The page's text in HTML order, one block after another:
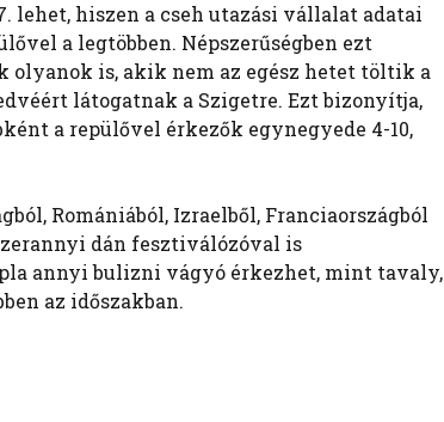
lehet, hiszen a cseh utazási vállalat adatai
a legtöbben. Népszerűségben ezt
olyanok is, akik nem az egész hetet töltik a
látogatnak a Szigetre. Ezt bizonyítja,
a repülővel érkezők egynegyede 4-10,
Romániából, Izraelből, Franciaországból
dán fesztiválózóval is
annyi bulizni vágyó érkezhet, mint tavaly,
az időszakban.